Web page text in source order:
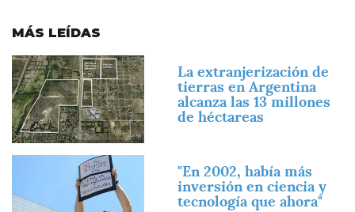
MÁS LEÍDAS
Imagen
La extranjerización de
tierras en Argentina
alcanza las 13 millones
de héctareas
"En 2002, había más
inversión en ciencia y
tecnología que ahora"